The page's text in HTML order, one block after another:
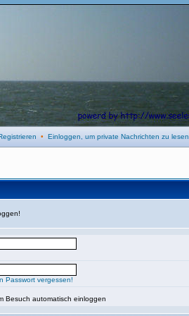
• Einloggen, um private Nachrichten zu lesen
Passwort vergessen!
Besuch automatisch einloggen